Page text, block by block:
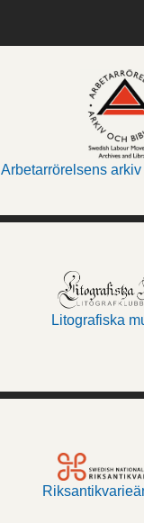
Arbetarrörelsens
Litografiska